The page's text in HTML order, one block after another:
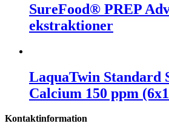
SureFood® PREP
ekstraktioner
LaquaTwin Standard
Calcium 150 ppm
Kontaktinformation